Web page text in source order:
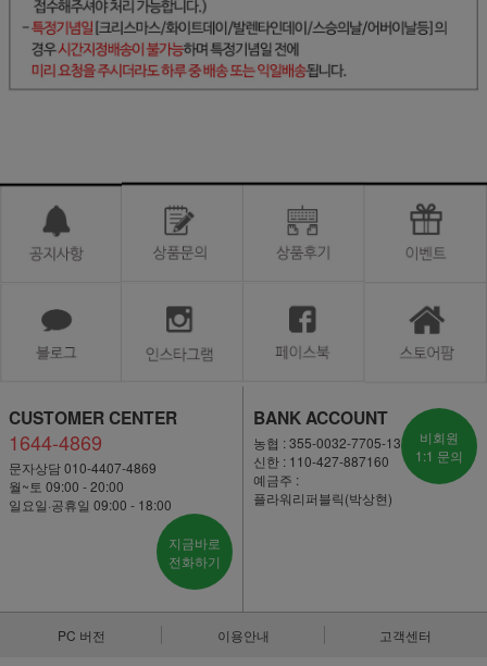
CUSTOMER CENTER
1644-4869
문자상담 010-4407-4869
월~토 09:00 - 20:00
일요일·공휴일 09:00 - 18:00
지금바로
전화하기
BANK ACCOUNT
농협 : 355-0032-7705-13
신한 : 110-427-887160
예금주 :
플라워리퍼블릭(박상현)
비회원
1:1 문의
PC 버전 이용안내 고객센터